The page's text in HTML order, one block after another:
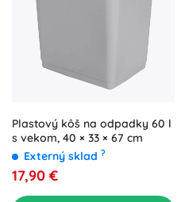
Plastový kôš na odpadky 60 l
s vekom, 40 × 33 × 67 cm
Externý sklad ?
17,90 €